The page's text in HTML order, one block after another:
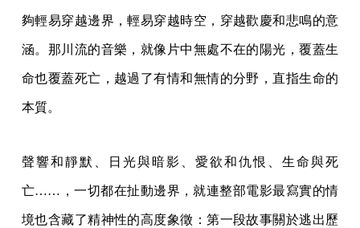
夠輕易穿越邊界，輕易穿越時空，穿越歡慶和悲鳴的意
涵。那川流的音樂，就像片中無處不在的陽光，覆蓋生
命也覆蓋死亡，越過了有情和無情的分野，直指生命的
本質。
聲響和靜默、日光與暗影、愛欲和仇恨、生命與死
亡……，一切都在扯動邊界，就連整部電影最寫實的情
境也含藏了精神性的高度象徵：第一段故事關於逃出歷